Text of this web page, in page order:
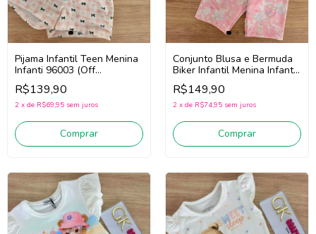
Pijama Infantil Teen Menina
Infanti 96003 (Off
White/Rosa)
R$139,90
2 x de R$69,95 sem juros
Comprar
Conjunto Blusa e Bermuda
Biker Infantil Menina Infanti
96646 (Off White/Rosa)
R$149,90
2 x de R$74,95 sem juros
Comprar